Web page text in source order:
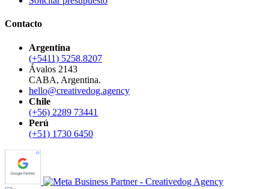
Contacto
Argentina
(+5411) 5258.8207
Ávalos 2143
CABA, Argentina.
hello@creativedog.agency
Chile
(+56) 2289 73441
Perú
(+51) 1730 6450